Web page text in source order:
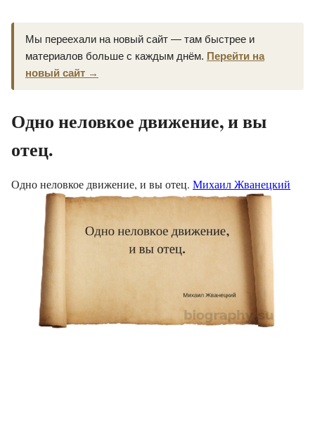
Мы переехали на новый сайт — там быстрее и
материалов больше с каждым днём. Перейти на
новый сайт →
Одно неловкое движение, и вы
отец.
Одно неловкое движение, и вы отец. Михаил Жванецкий